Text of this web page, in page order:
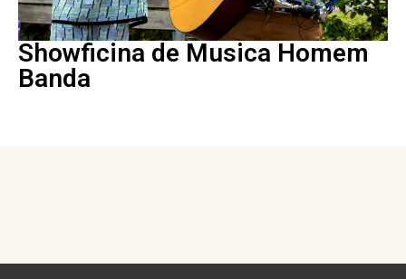
Showficina de Musica Homem
Banda